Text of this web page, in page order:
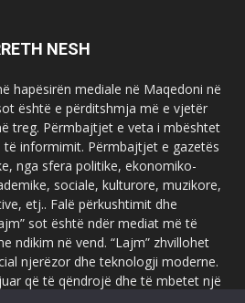
NESH
hapësirën mediale në Maqedoni në
është e përditshmja më e vjetër
treg. Përmbajtjet e veta i mbështet
informimit. Përmbajtjet e gazetës
nga sfera politike, ekonomiko-
sociale, kulturore, muzikore,
etj.. Falë përkushtimit dhe
sot është ndër mediat më të
ndikim në vend. “Lajm” zhvillohet
njerëzor dhe teknologji moderne.
që të qëndrojë dhe të mbetet një